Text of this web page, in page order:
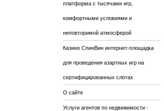
платформа с тысячами игр,
комфортными условиями и
неповторимой атмосферой
Казино СпинВин интернет-площадка
для проведения азартных игр на
сертифицированных слотах
О сайте
Услуги агентов по недвижимости -